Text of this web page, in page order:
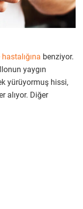
benziyor.
yaygın
yürüyormuş hissi,
alıyor. Diğer